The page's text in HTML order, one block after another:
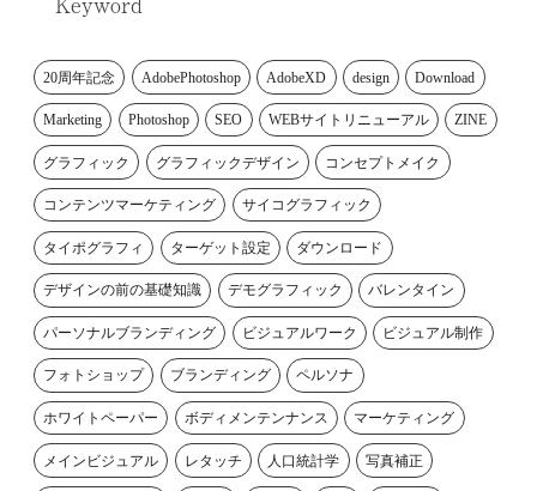
20周年記念 AdobePhotoshop AdobeXD design Download
Marketing Photoshop SEO WEBサイトリニューアル ZINE
グラフィック グラフィックデザイン コンセプトメイク
コンテンツマーケティング サイコグラフィック
タイポグラフィ ターゲット設定 ダウンロード
デザインの前の基礎知識 デモグラフィック バレンタイン
パーソナルブランディング ビジュアルワーク ビジュアル制作
フォトショップ ブランディング ペルソナ
ホワイトペーパー ボディメンテンナンス マーケティング
メインビジュアル レタッチ 人口統計学 写真補正